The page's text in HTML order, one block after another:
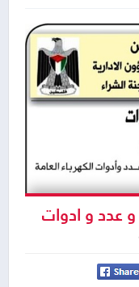
عدد و ادوات
الحماية